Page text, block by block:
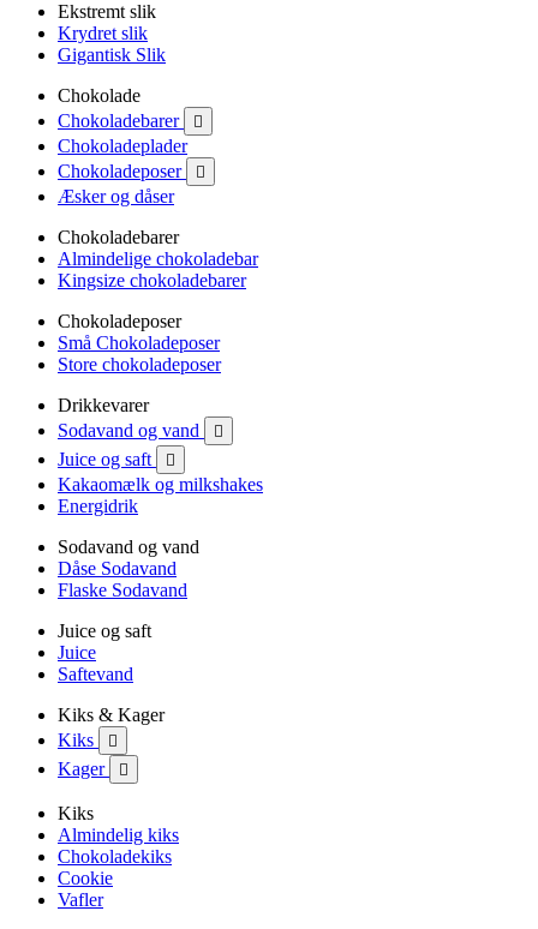
Ekstremt slik
Krydret slik
Gigantisk Slik
Chokolade
Chokoladebarer

Chokoladeplader
Chokoladeposer

Æsker og dåser
Chokoladebarer
Almindelige chokoladebar
Kingsize chokoladebarer
Chokoladeposer
Små Chokoladeposer
Store chokoladeposer
Drikkevarer
Sodavand og vand

Juice og saft 
Kakaomælk og milkshakes
Energidrik
Sodavand og vand
Dåse Sodavand
Flaske Sodavand
Juice og saft
Juice
Saftevand
Kiks & Kager
Kiks

Kager 
Kiks
Almindelig kiks
Chokoladekiks
Cookie
Vafler